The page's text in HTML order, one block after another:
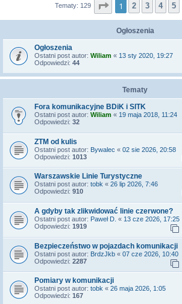
Tematy: 129 Strona z
1 2 3 4 5
Ogłoszenia
Ogłoszenia
Ostatni post autor: Wiliam « 13 sty 2020, 19:27
Odpowiedzi: 44
Tematy
Fora komunikacyjne BDiK i SITK
Ostatni post autor: Wiliam « 19 maja 2018, 11:24
Odpowiedzi: 32
ZTM od kulis
Ostatni post autor: Bywalec « 02 sie 2026, 20:58
Odpowiedzi: 1013
Warszawskie Linie Turystyczne
Ostatni post autor: tobk « 26 lip 2026, 7:46
Odpowiedzi: 910
A gdyby tak zlikwidować linie czerwone?
Ostatni post autor: Paweł D. « 13 cze 2026, 17:25
Odpowiedzi: 1919
Bezpieczeństwo w pojazdach komunikacji
Ostatni post autor: BrdzJkb « 07 cze 2026, 10:40
Odpowiedzi: 2287
Pomiary w komunikacji
Ostatni post autor: tobk « 26 maja 2026, 1:05
Odpowiedzi: 167